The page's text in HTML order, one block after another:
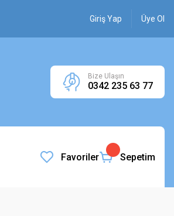
Giriş Yap Üye Ol
Bize Ulaşın
0342 235 63 77
Favoriler Sepetim